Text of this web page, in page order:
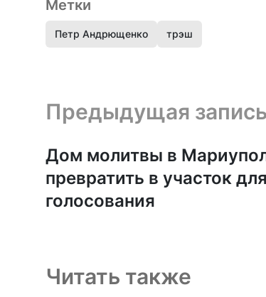
Метки
Петр Андрющенко трэш
Предыдущая запись и следующая
Предыдущая запись
Дом молитвы в
превратить в участок для
голосования
Читать также